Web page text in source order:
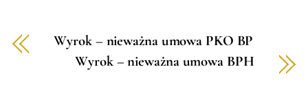
Wyrok – nieważna umowa PKO BP
Wyrok – nieważna umowa BPH